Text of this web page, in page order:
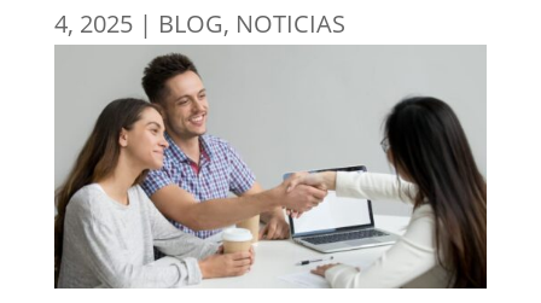
4, 2025| BLOG, NOTICIAS